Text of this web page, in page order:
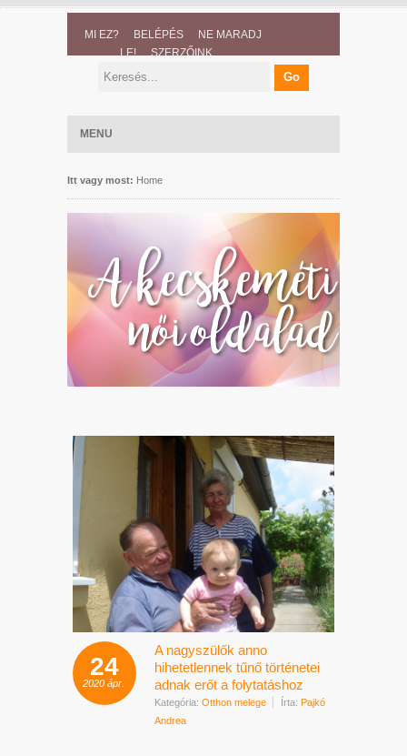
MI EZ? BELÉPÉS
NE MARADJ
LE!
SZERZŐINK
MENU
Itt vagy most: Home
24
2020 ápr.
A nagyszülők anno
hihetetlennek tűnő történetei
adnak erőt a folytatáshoz
Kategória: Otthon melege Írta: Pajkó
Andrea